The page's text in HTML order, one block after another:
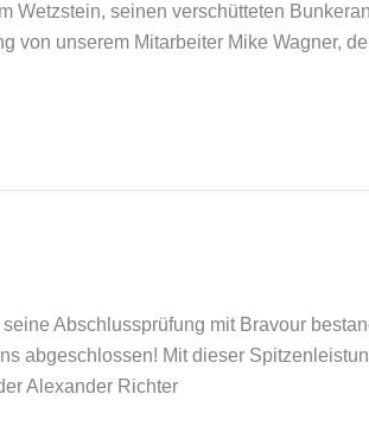
Wetzstein, seinen verschütteten
von unserem Mitarbeiter Mike Wagner,
Abschlussprüfung mit Bravour
abgeschlossen! Mit dieser
Alexander Richter